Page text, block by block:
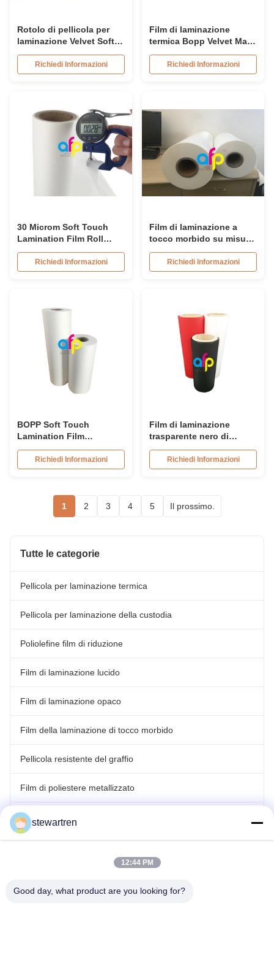
Rotolo di pellicola per
laminazione Velvet Soft
Touch con trattamento
corona su entrambi i lati
oltre 42dyne
Richiedi Informazioni
Film di laminazione
termica Bopp Velvet Matt
Soft Touch
Richiedi Informazioni
30 Microm Soft Touch
Lamination Film Roll
Strong Adhesion 2000m -
3000m Lunghezza
Richiedi Informazioni
Film di laminazione a
tocco morbido su misura
Materiale adesivo EVA
base di pellicola opaca
BOPP
Richiedi Informazioni
BOPP Soft Touch
Lamination Film
30micron Per stampa /
imballaggio Finitura
opaca
Richiedi Informazioni
Film di laminazione
trasparente nero di
velluto rosso, film di
laminazione termica
morbida di lusso
Richiedi Informazioni
1 2 3 4 5 Il prossimo.
Tutte le categorie
Pellicola per laminazione termica
Pellicola per laminazione della custodia
Poliolefine film di riduzione
Film di laminazione lucido
Film di laminazione opaco
Film della laminazione di tocco morbido
Pellicola resistente del graffio
Film di poliestere metallizzato
Film olografico del laser
stewartren
12:44 PM
Good day, what product are you looking for?